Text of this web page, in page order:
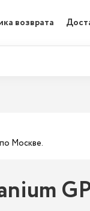
возврата
Москве.